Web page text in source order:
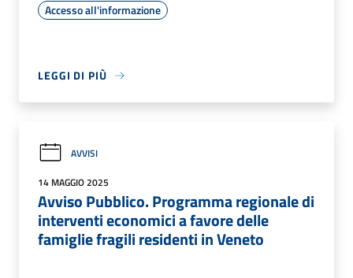
Accesso all'informazione
LEGGI DI PIÙ
AVVISI
14 MAGGIO 2025
Avviso Pubblico. Programma regionale di
interventi economici a favore delle
famiglie fragili residenti in Veneto